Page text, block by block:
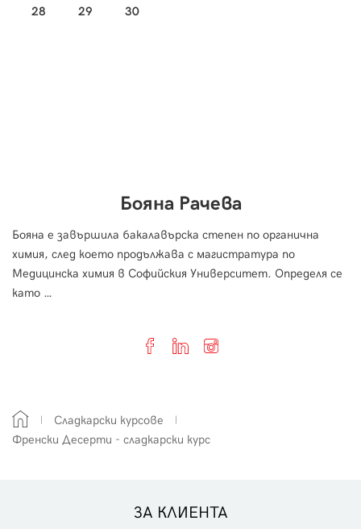
28
29 30
Бояна Рачева
Бояна е завършила бакалавърска степен по органична
химия, след което продължава с магистратура по
Медицинска химия в Софийския Университет. Определя се
като …
Сладкарски курсове
Френски Десерти - сладкарски курс
ЗА КЛИЕНТА